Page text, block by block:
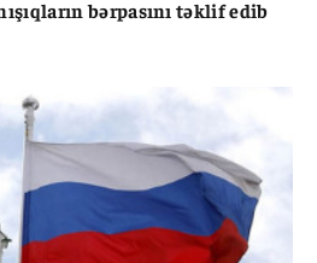
bərpasını təklif edib